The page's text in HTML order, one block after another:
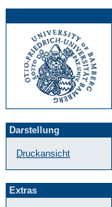
Darstellung
Druckansicht
Extras